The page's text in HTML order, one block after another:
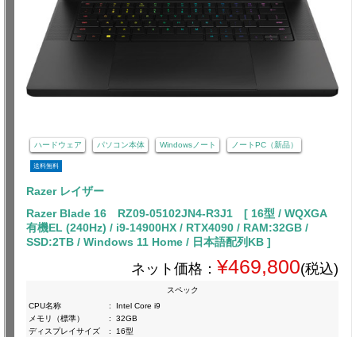
ハードウェア パソコン本体 Windowsノート ノートPC（新品）
送料無料
Razer レイザー
Razer Blade 16 RZ09-05102JN4-R3J1 [ 16型 / WQXGA
有機EL (240Hz) / i9-14900HX / RTX4090 / RAM:32GB /
SSD:2TB / Windows 11 Home / 日本語配列KB ]
ネット価格： ¥469,800(税込)
スペック
CPU名称
:
Intel Core i9
メモリ（標準）
:
32GB
ディスプレイサイズ
:
16型